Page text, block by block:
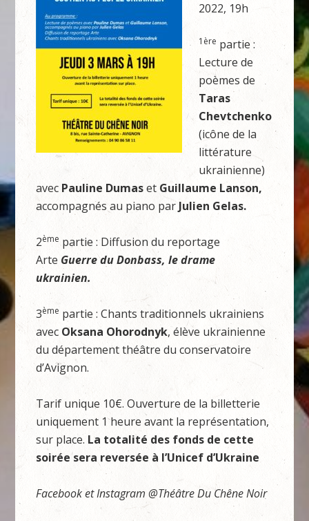
2022, 19h
1ère partie :
Lecture de
poèmes de
Taras
Chevtchenko
(icône de la
littérature
ukrainienne)
avec Pauline Dumaset Guillaume Lanson,
accompagnés au piano par Julien Gelas.
2èmepartie : Diffusion du reportage
Arte Guerre du Donbass, le drame
ukrainien.
3ème partie : Chants traditionnels ukrainiens
avec Oksana Ohorodnyk, élève ukrainienne
du département théâtre du conservatoire
d’Avignon.
Tarif unique 10€. Ouverture de la billetterie
uniquement 1 heure avant la représentation,
sur place. La totalité des fonds de cette
soirée sera reversée à l’Unicef d’Ukraine
Facebook et Instagram @Théâtre Du Chêne Noir